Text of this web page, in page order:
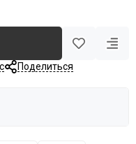
Поделиться